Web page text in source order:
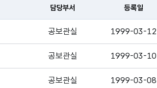
담당부서 등록일
공보관실 1999-03-12
공보관실 1999-03-10
공보관실 1999-03-08